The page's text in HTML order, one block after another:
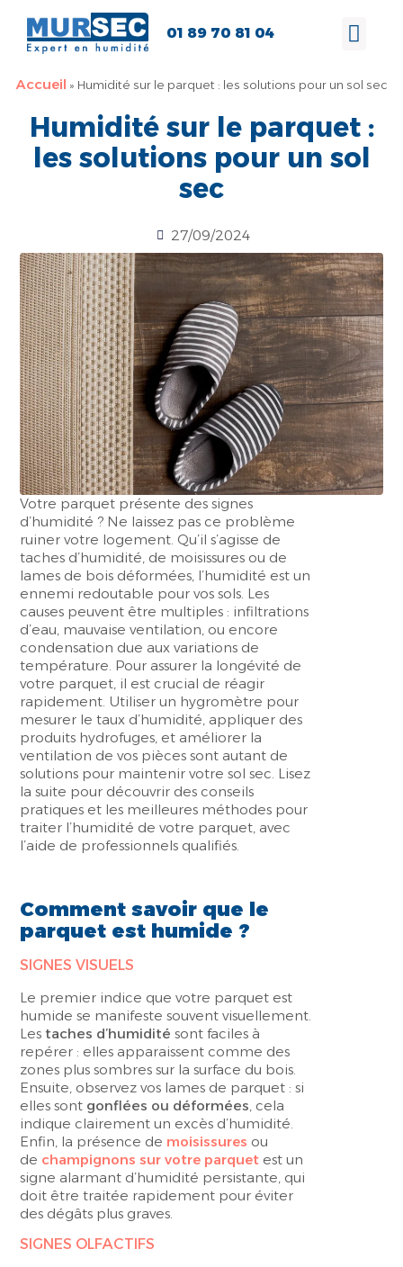
01 89 70 81 04
Accueil » Humidité sur le parquet : les solutions pour un sol sec
Humidité sur le parquet :
les solutions pour un sol
sec
27/09/2024
Votre parquet présente des signes
d’humidité ? Ne laissez pas ce problème
ruiner votre logement. Qu’il s’agisse de
taches d’humidité, de moisissures ou de
lames de bois déformées, l’humidité est un
ennemi redoutable pour vos sols. Les
causes peuvent être multiples : infiltrations
d’eau, mauvaise ventilation, ou encore
condensation due aux variations de
température. Pour assurer la longévité de
votre parquet, il est crucial de réagir
rapidement. Utiliser un hygromètre pour
mesurer le taux d’humidité, appliquer des
produits hydrofuges, et améliorer la
ventilation de vos pièces sont autant de
solutions pour maintenir votre sol sec. Lisez
la suite pour découvrir des conseils
pratiques et les meilleures méthodes pour
traiter l’humidité de votre parquet, avec
l’aide de professionnels qualifiés.
Comment savoir que le
parquet est humide ?
SIGNES VISUELS
Le premier indice que votre parquet est
humide se manifeste souvent visuellement.
Les taches d’humiditésont faciles à
repérer : elles apparaissent comme des
zones plus sombres sur la surface du bois.
Ensuite, observez vos lames de parquet : si
elles sont gonflées ou déformées , cela
indique clairement un excès d’humidité.
Enfin, la présence de moisissures ou
de champignons sur votre parquet est un
signe alarmant d’humidité persistante, qui
doit être traitée rapidement pour éviter
des dégâts plus graves.
SIGNES OLFACTIFS